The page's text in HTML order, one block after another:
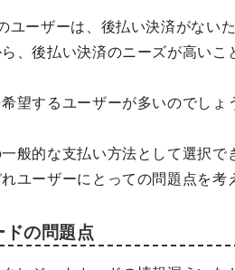
ユーザーは、後払い決済がない
、後払い決済のニーズが高いこ
望するユーザーが多いのでしょ
般的な支払い方法として選択
ユーザーにとっての問題点を考
ドの問題点